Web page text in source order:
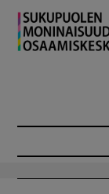
Hyppää
pääsisältöön